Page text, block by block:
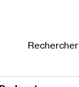
Rechercher